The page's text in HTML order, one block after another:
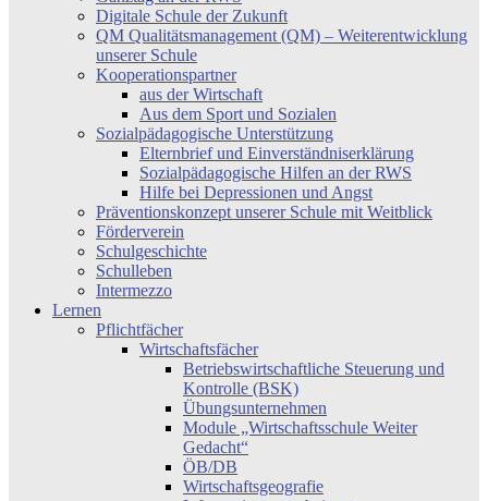
Digitale Schule der Zukunft
QM Qualitätsmanagement (QM) – Weiterentwicklung
unserer Schule
Kooperationspartner
aus der Wirtschaft
Aus dem Sport und Sozialen
Sozialpädagogische Unterstützung
Elternbrief und Einverständniserklärung
Sozialpädagogische Hilfen an der RWS
Hilfe bei Depressionen und Angst
Präventionskonzept unserer Schule mit Weitblick
Förderverein
Schulgeschichte
Schulleben
Intermezzo
Lernen
Pflichtfächer
Wirtschaftsfächer
Betriebswirtschaftliche Steuerung und
Kontrolle (BSK)
Übungsunternehmen
Module „Wirtschaftsschule Weiter
Gedacht“
ÖB/DB
Wirtschaftsgeografie